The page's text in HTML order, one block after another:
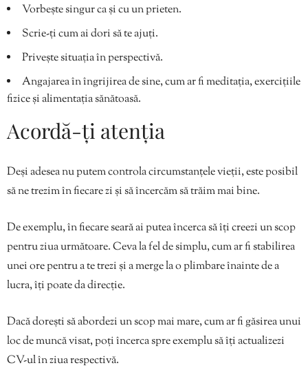
Vorbește singur ca și cu un prieten.
Scrie-ți cum ai dori să te ajuți.
Privește situația în perspectivă.
Angajarea în îngrijirea de sine, cum ar fi meditația, exercițiile
fizice și alimentația sănătoasă.
Acordă-ți atenția
Deși adesea nu putem controla circumstanțele vieții, este posibil
să ne trezim în fiecare zi și să încercăm să trăim mai bine.
De exemplu, în fiecare seară ai putea încerca să îți creezi un scop
pentru ziua următoare. Ceva la fel de simplu, cum ar fi stabilirea
unei ore pentru a te trezi și a merge la o plimbare înainte de a
lucra, îți poate da direcție.
Dacă dorești să abordezi un scop mai mare, cum ar fi găsirea unui
loc de muncă visat, poți încerca spre exemplu să îți actualizezi
CV-ul în ziua respectivă.